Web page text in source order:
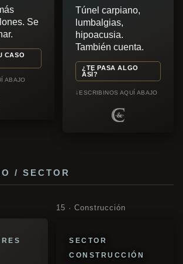
Se
CASO
ABAJO
Túnel carpiano,
lumbalgias,
hipoacusia.
También cuenta.
¿TE PASA ALGO
ASÍ?
↓ ESCRIBINOS AQUÍ ABAJO
/ SECTOR
15 · Construcción
SECTOR
CONSTRUCCIÓN